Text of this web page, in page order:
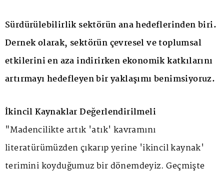
Sürdürülebilirlik sektörün ana hedeflerinden biri.
Dernek olarak, sektörün çevresel ve toplumsal
etkilerini en aza indirirken ekonomik katkılarını
artırmayı hedefleyen bir yaklaşımı benimsiyoruz.
İkincil Kaynaklar Değerlendirilmeli
"Madencilikte artık 'atık' kavramını
literatürümüzden çıkarıp yerine 'ikincil kaynak'
terimini koyduğumuz bir dönemdeyiz. Geçmişte